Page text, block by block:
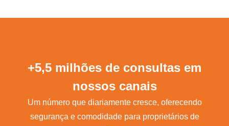
+5,5 milhões de consultas em
nossos canais
Um número que diariamente cresce, oferecendo
segurança e comodidade para proprietários de